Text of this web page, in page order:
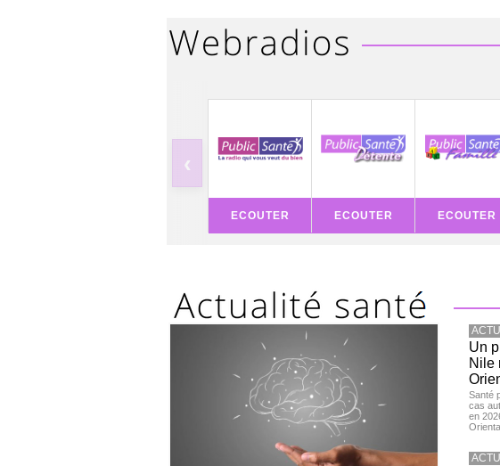
‹
ECOUTER ECOUTER ECOUTER
Un
Nile
Santé
cas
en